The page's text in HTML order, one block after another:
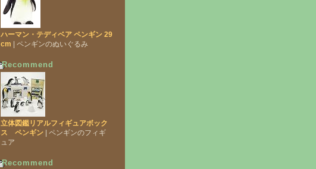
ハーマン・テディベア ペンギン 29
cm | ペンギンのぬいぐるみ
Recommend
立体図鑑リアルフィギュアボック
ス ペンギン | ペンギンのフィギ
ュア
Recommend